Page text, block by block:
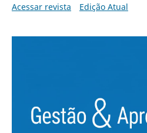
Acessar revista
Edição Atual